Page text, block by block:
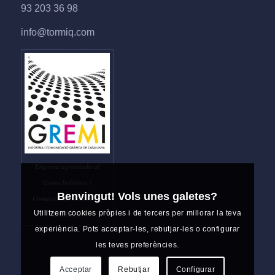
93 203 36 98
info@tormiq.com
Empresa agremiada al
Comunicació Gràfica de
Catalunya
Benvingut! Vols unes galetes?
Utilitzem cookies pròpies i de tercers per millorar la teva
experiència. Pots acceptar-les, rebutjar-les o configurar
les teves preferències.
Acceptar Rebutjar Configurar